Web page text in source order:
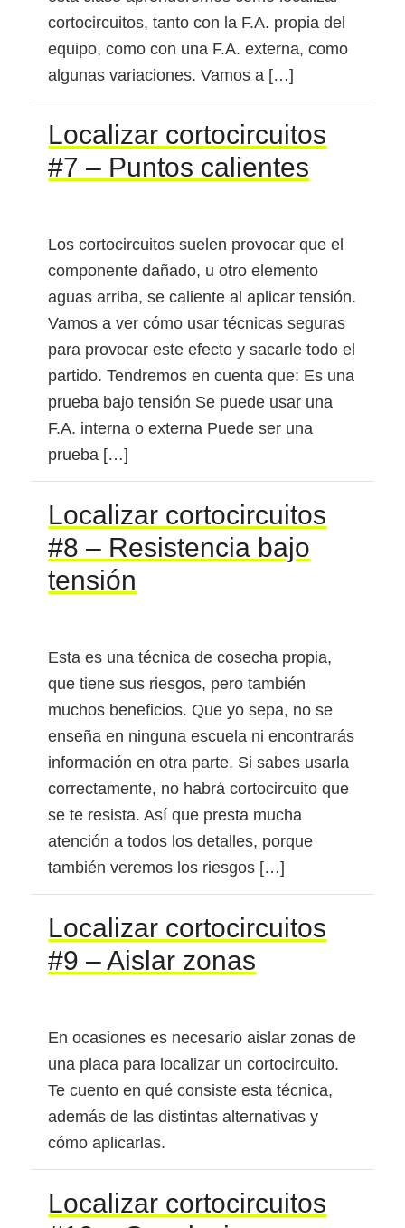
cortocircuitos, tanto con la F.A. propia del
equipo, como con una F.A. externa, como
algunas variaciones. Vamos a […]
Localizar cortocircuitos
#7 – Puntos calientes
Los cortocircuitos suelen provocar que el
componente dañado, u otro elemento
aguas arriba, se caliente al aplicar tensión.
Vamos a ver cómo usar técnicas seguras
para provocar este efecto y sacarle todo el
partido. Tendremos en cuenta que: Es una
prueba bajo tensión Se puede usar una
F.A. interna o externa Puede ser una
prueba […]
Localizar cortocircuitos
#8 – Resistencia bajo
tensión
Esta es una técnica de cosecha propia,
que tiene sus riesgos, pero también
muchos beneficios. Que yo sepa, no se
enseña en ninguna escuela ni encontrarás
información en otra parte. Si sabes usarla
correctamente, no habrá cortocircuito que
se te resista. Así que presta mucha
atención a todos los detalles, porque
también veremos los riesgos […]
Localizar cortocircuitos
#9 – Aislar zonas
En ocasiones es necesario aislar zonas de
una placa para localizar un cortocircuito.
Te cuento en qué consiste esta técnica,
además de las distintas alternativas y
cómo aplicarlas.
Localizar cortocircuitos